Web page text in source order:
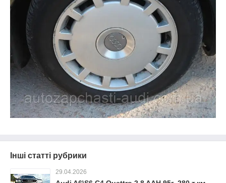
Інші статті рубрики
29.04.2026